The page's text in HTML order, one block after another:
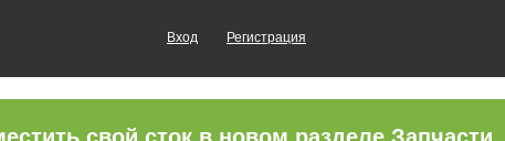
Вход Регистрация